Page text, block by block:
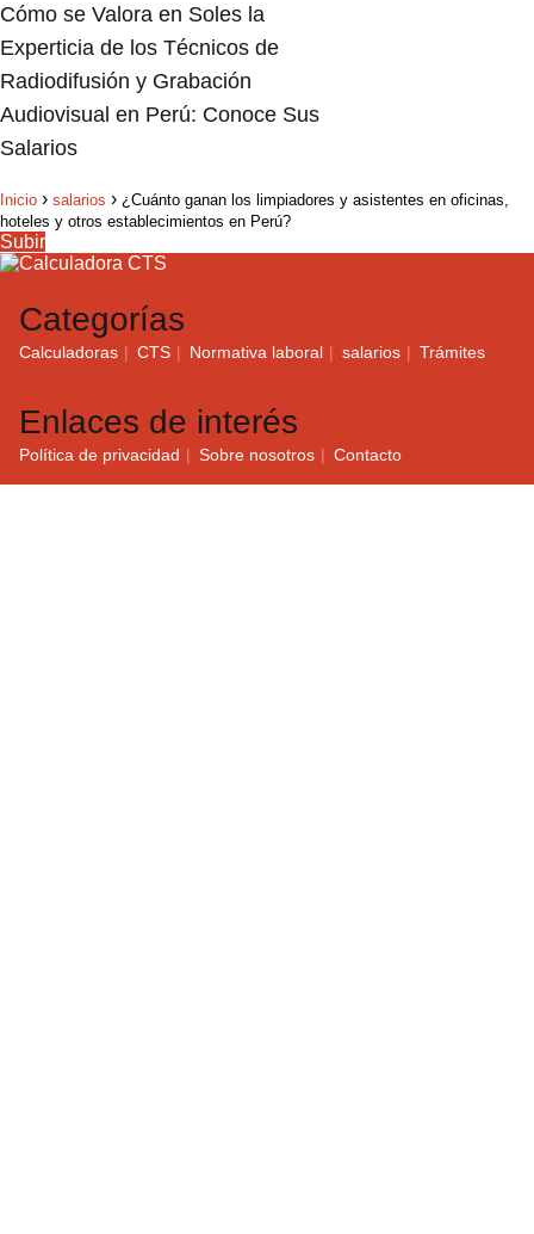
Cómo se Valora en Soles la
Experticia de los Técnicos de
Radiodifusión y Grabación
Audiovisual en Perú: Conoce Sus
Salarios
Inicio salarios
¿Cuánto ganan los limpiadores y asistentes en oficinas,
hoteles y otros establecimientos en Perú?
Subir
Categorías
Calculadoras CTS Normativa laboral salarios Trámites
Enlaces de interés
Política de privacidad Sobre nosotros Contacto